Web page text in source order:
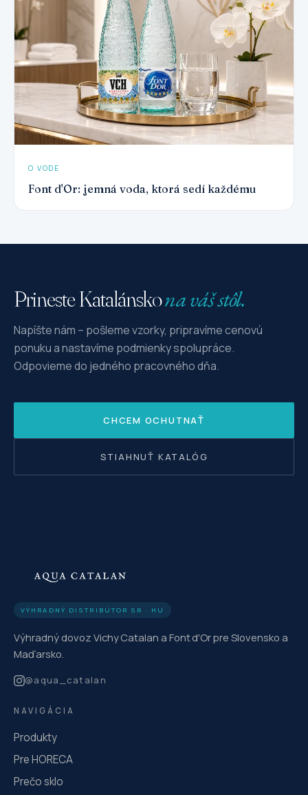
O VODE
Font d'Or: jemná voda, ktorá sedí každému
Prineste Katalánskona váš stôl.
Napíšte nám – pošleme vzorky, pripravíme cenovú
ponuku a nastavíme podmienky spolupráce.
Odpovieme do jedného pracovného dňa.
CHCEM OCHUTNAŤ
STIAHNUŤ KATALÓG
VÝHRADNÝ DISTRIBÚTOR SR · HU
Výhradný dovoz Vichy Catalan a Font d'Or pre Slovensko a
Maďarsko.
@aqua_catalan
NAVIGÁCIA
Produkty
Pre HORECA
Prečo sklo